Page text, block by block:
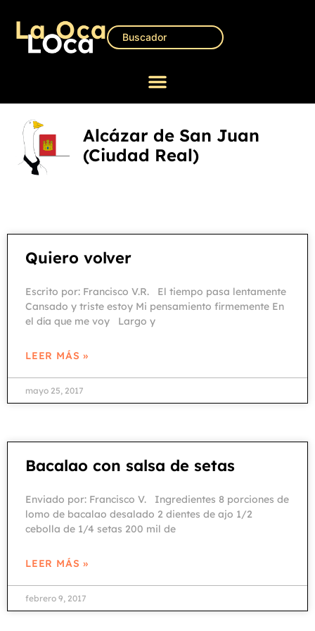
Alcázar de San Juan
(Ciudad Real)
Quiero volver
Escrito por: Francisco V.R. El tiempo pasa lentamente
Cansado y triste estoy Mi pensamiento firmemente En
el día que me voy Largo y
LEER MÁS »
mayo 25, 2017
Bacalao con salsa de setas
Enviado por: Francisco V. Ingredientes 8 porciones de
lomo de bacalao desalado 2 dientes de ajo 1/2
cebolla de 1/4 setas 200 mil de
LEER MÁS »
febrero 9, 2017